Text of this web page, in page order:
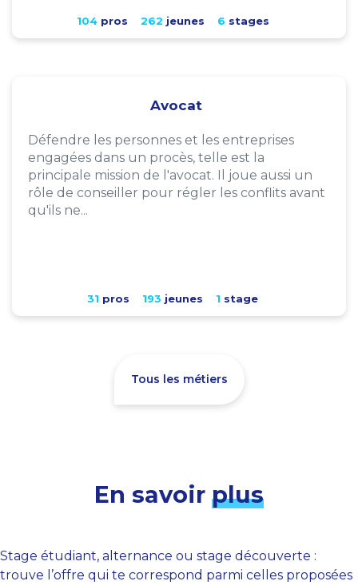
104pros 262 jeunes 6 stages
Avocat
Défendre les personnes et les entreprises
engagées dans un procès, telle est la
principale mission de l'avocat. Il joue aussi un
rôle de conseiller pour régler les conflits avant
qu'ils ne...
31 pros 193 jeunes 1 stage
Tous les métiers
En savoir plus
Stage étudiant, alternance ou stage découverte :
trouve l’offre qui te correspond parmi celles proposées